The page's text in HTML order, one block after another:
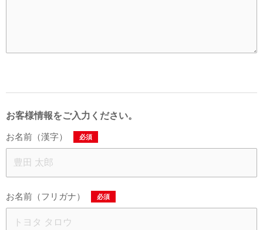
お客様情報をご入力ください。
お名前（漢字） 必須
お名前（フリガナ） 必須